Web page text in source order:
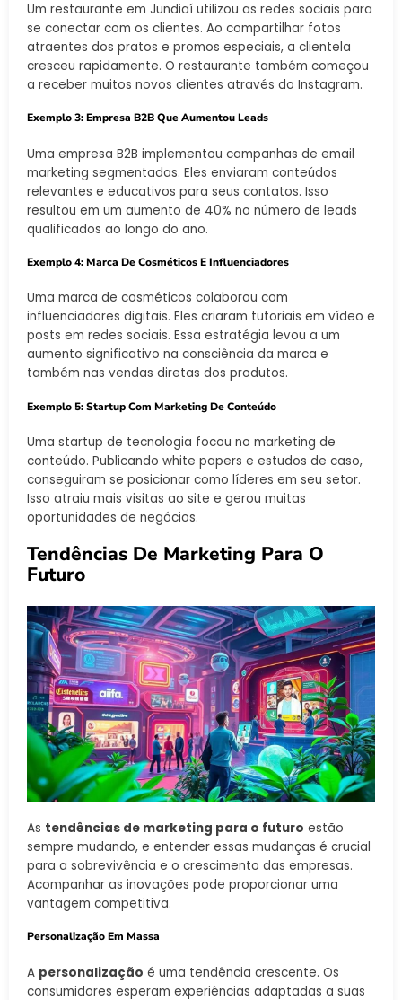
Um restaurante em Jundiaí utilizou as redes sociais para
se conectar com os clientes. Ao compartilhar fotos
atraentes dos pratos e promos especiais, a clientela
cresceu rapidamente. O restaurante também começou
a receber muitos novos clientes através do Instagram.
Exemplo 3: Empresa B2B Que Aumentou Leads
Uma empresa B2B implementou campanhas de email
marketing segmentadas. Eles enviaram conteúdos
relevantes e educativos para seus contatos. Isso
resultou em um aumento de 40% no número de leads
qualificados ao longo do ano.
Exemplo 4: Marca De Cosméticos E Influenciadores
Uma marca de cosméticos colaborou com
influenciadores digitais. Eles criaram tutoriais em vídeo e
posts em redes sociais. Essa estratégia levou a um
aumento significativo na consciência da marca e
também nas vendas diretas dos produtos.
Exemplo 5: Startup Com Marketing De Conteúdo
Uma startup de tecnologia focou no marketing de
conteúdo. Publicando white papers e estudos de caso,
conseguiram se posicionar como líderes em seu setor.
Isso atraiu mais visitas ao site e gerou muitas
oportunidades de negócios.
Tendências De Marketing Para O
Futuro
As tendências de marketing para o futuro estão
sempre mudando, e entender essas mudanças é crucial
para a sobrevivência e o crescimento das empresas.
Acompanhar as inovações pode proporcionar uma
vantagem competitiva.
Personalização Em Massa
A personalização é uma tendência crescente. Os
consumidores esperam experiências adaptadas a suas